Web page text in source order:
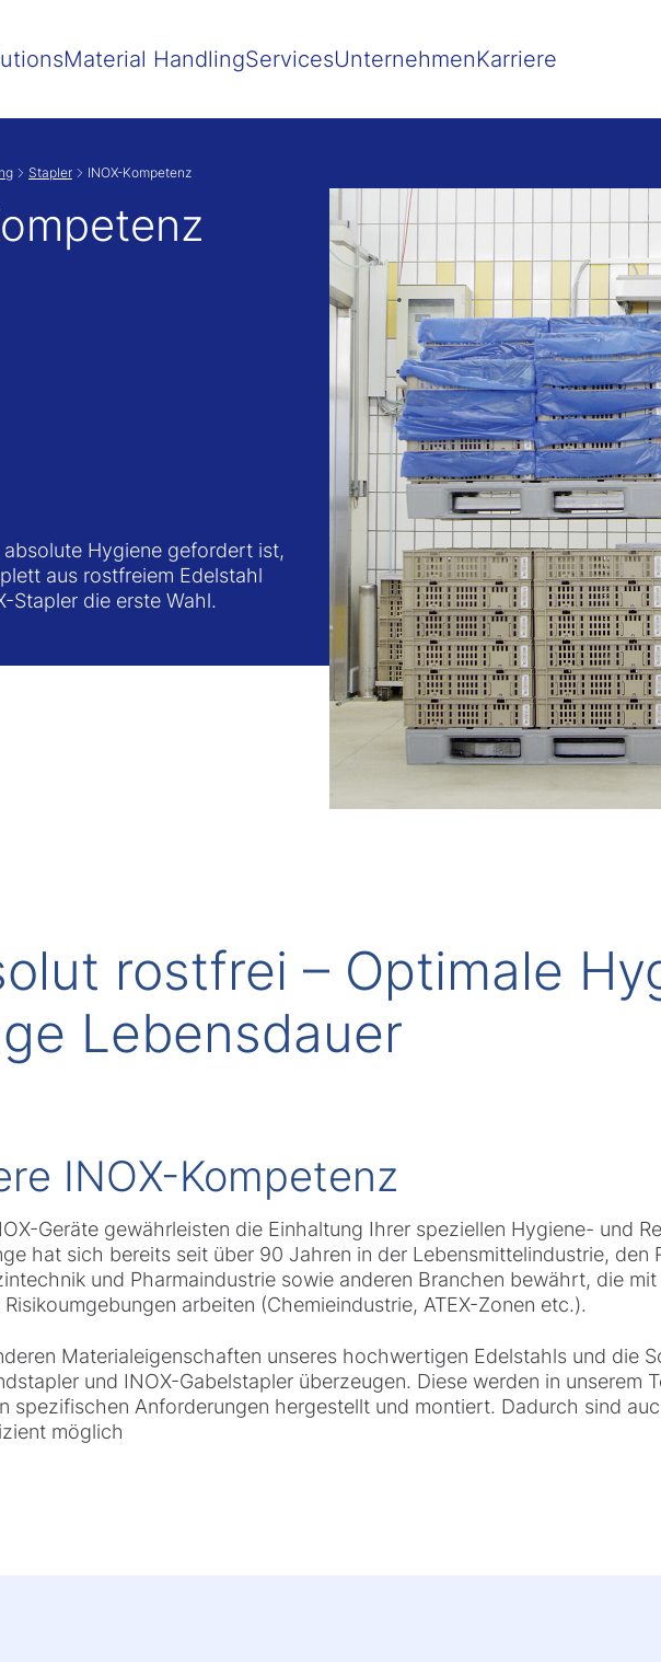
Material HandlingServicesUnternehmenKarriere
Stapler INOX-Kompetenz
Hygiene gefordert ist,
aus rostfreiem Edelstahl
Stapler die erste Wahl.
rostfrei – Optimale
Lebensdauer
INOX-Kompetenz
Geräte gewährleisten die Einhaltung Ihrer speziellen Hygiene- und
hat sich bereits seit über 90 Jahren in der Lebensmittelindustrie, den
und Pharmaindustrie sowie anderen Branchen bewährt, die
arbeiten (Chemieindustrie, ATEX-Zonen etc.).
Materialeigenschaften unseres hochwertigen Edelstahls und die
und INOX-Gabelstapler überzeugen. Diese werden in unserem
spezifischen Anforderungen hergestellt und montiert. Dadurch sind
möglich